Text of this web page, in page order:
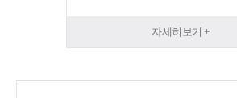
자세히보기 +